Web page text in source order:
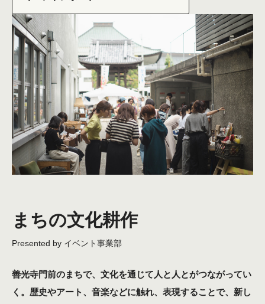
まちの文化耕作
善光寺門前のまちで、文化を通じて人と人とがつながってい
く。歴史やアート、音楽などに触れ、表現することで、新し